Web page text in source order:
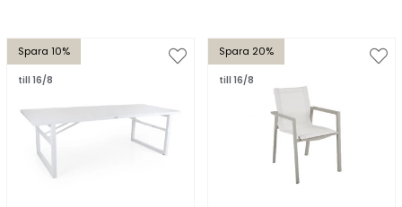
Spara 10%
till 16/8
Spara 20%
till 16/8